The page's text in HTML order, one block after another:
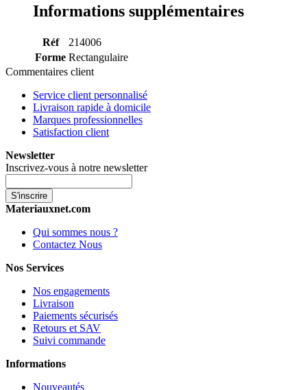
Informations supplémentaires
Réf
214006
Forme Rectangulaire
Commentaires client
Service client personnalisé
Livraison rapide à domicile
Marques professionnelles
Satisfaction client
Newsletter
Inscrivez-vous à notre newsletter
S'inscrire
Materiauxnet.com
Qui sommes nous ?
Contactez Nous
Nos Services
Nos engagements
Livraison
Paiements sécurisés
Retours et SAV
Suivi commande
Informations
Nouveautés